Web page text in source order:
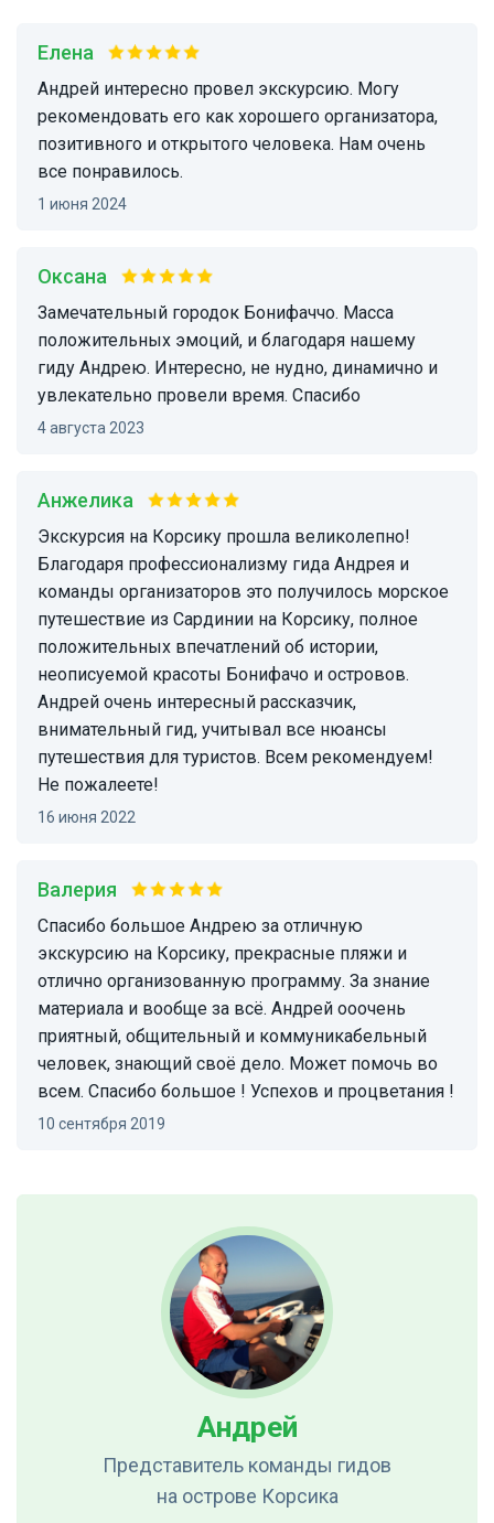
Елена
Андрей интересно провел экскурсию. Могу
рекомендовать его как хорошего организатора,
позитивного и открытого человека. Нам очень
все понравилось.
1 июня 2024
Оксана
Замечательный городок Бонифаччо. Масса
положительных эмоций, и благодаря нашему
гиду Андрею. Интересно, не нудно, динамично и
увлекательно провели время. Спасибо
4 августа 2023
Анжелика
Экскурсия на Корсику прошла великолепно!
Благодаря профессионализму гида Андрея и
команды организаторов это получилось морское
путешествие из Сардинии на Корсику, полное
положительных впечатлений об истории,
неописуемой красоты Бонифачо и островов.
Андрей очень интересный рассказчик,
внимательный гид, учитывал все нюансы
путешествия для туристов. Всем рекомендуем!
Не пожалеете!
16 июня 2022
Валерия
Спасибо большое Андрею за отличную
экскурсию на Корсику, прекрасные пляжи и
отлично организованную программу. За знание
материала и вообще за всё. Андрей ооочень
приятный, общительный и коммуникабельный
человек, знающий своё дело. Может помочь во
всем. Спасибо большое ! Успехов и процветания !
10 сентября 2019
Андрей
Представитель команды гидов
на острове Корсика